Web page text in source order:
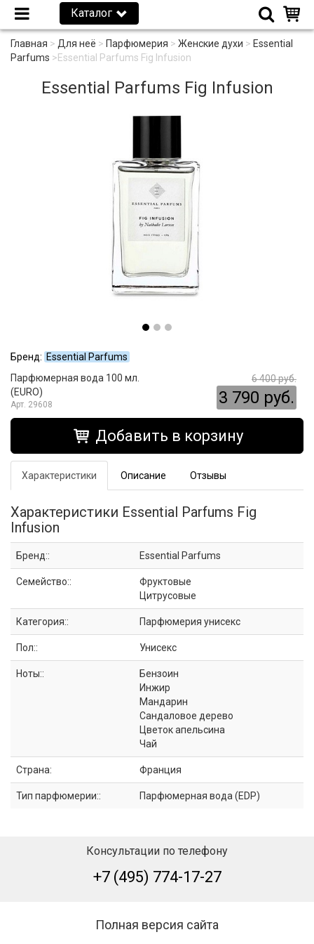
Каталог
Главная > Для неё > Парфюмерия > Женские духи > Essential
Parfums >Essential Parfums Fig Infusion
Essential Parfums Fig Infusion
Бренд: Essential Parfums
Парфюмерная вода 100 мл.
(EURO)
29608
6 400 руб.
3 790 руб.
Добавить в корзину
Характеристики Описание Отзывы
Характеристики Essential Parfums Fig
Infusion
Бренд:: Essential Parfums
Семейство::
Фруктовые
Цитрусовые
Категория:: Парфюмерия унисекс
Пол:: Унисекс
Ноты::
Бензоин
Инжир
Мандарин
Сандаловое дерево
Цветок апельсина
Чай
Страна: Франция
Тип парфюмерии:: Парфюмерная вода (EDP)
Консультации по телефону
+7 (495) 774-17-27
Полная версия сайта